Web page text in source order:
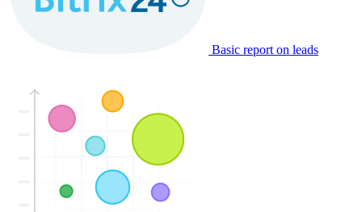
Basic report on leads